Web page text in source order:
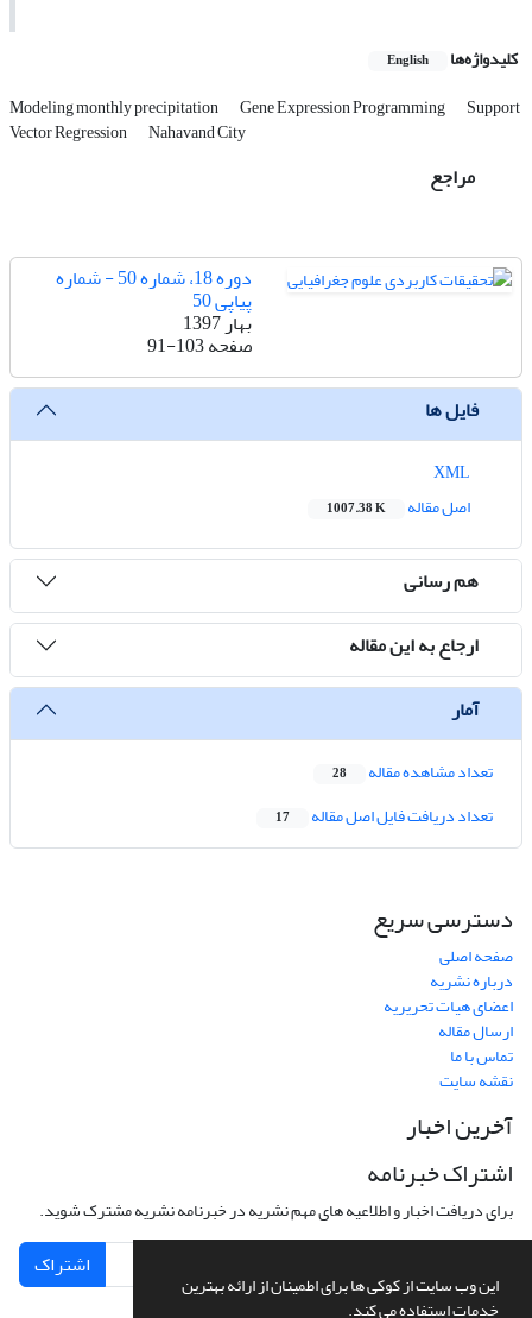
این وب سایت از کوکی ها برای اطمینان از ارائه بهترین
خدمات استفاده می کند.
کلیدواژه‌ها English
Modeling monthly precipitation Gene Expression Programming Support
Vector Regression Nahavand City
مراجع
دوره 18، شماره 50 - شماره
پیاپی 50
بهار 1397
صفحه91-103
فایل ها
اصل مقاله
1007.38 K
هم رسانی
ارجاع به این مقاله
آمار
تعداد مشاهده مقاله 28
تعداد دریافت فایل اصل مقاله 17
دسترسی سریع
صفحه اصلی
درباره نشریه
اعضای هیات تحریریه
ارسال مقاله
تماس با ما
نقشه سایت
آخرین اخبار
اشتراک خبرنامه
برای دریافت اخبار و اطلاعیه های مهم نشریه در خبرنامه نشریه مشترک شوید.
اشتراک